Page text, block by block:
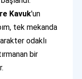
Kavuk'un
tek mekanda
odaklı
bir